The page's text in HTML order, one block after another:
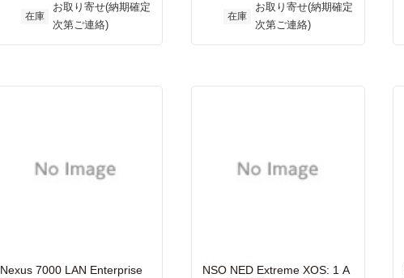
在庫
お取り寄せ(納期確定
次第ご連絡)
在庫
お取り寄せ(納期確定
次第ご連絡)
Nexus 7000 LAN Enterprise
NSO NED Extreme XOS: 1 A